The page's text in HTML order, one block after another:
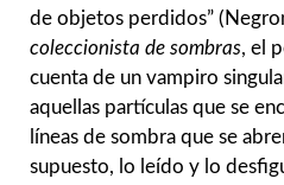
de objetos perdidos”
coleccionista de sombras, el
cuenta de un vampiro
aquellas partículas que se
líneas de sombra que se
supuesto, lo leído y lo